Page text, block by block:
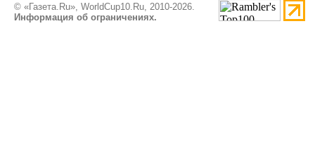
© «Газета.Ru», WorldCup10.Ru, 2010-2026.
Информация об ограничениях.